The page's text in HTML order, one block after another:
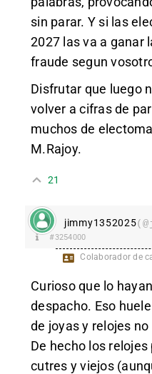
sin parar. Y si las
2027 las va a ganar
fraude segun
Disfrutar que luego
volver a cifras de
muchos de
M.Rajoy.
21
jimmy1352025
#3254000
Colaborador de
Curioso que lo
despacho. Eso
de joyas y relojes
De hecho los
cutres y viejos